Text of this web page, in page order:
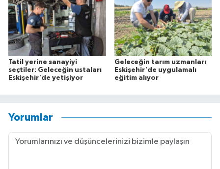
Tatil yerine sanayiyi
seçtiler: Geleceğin ustaları
Eskişehir'de yetişiyor
Geleceğin tarım uzmanları
Eskişehir'de uygulamalı
eğitim alıyor
Yorumlar